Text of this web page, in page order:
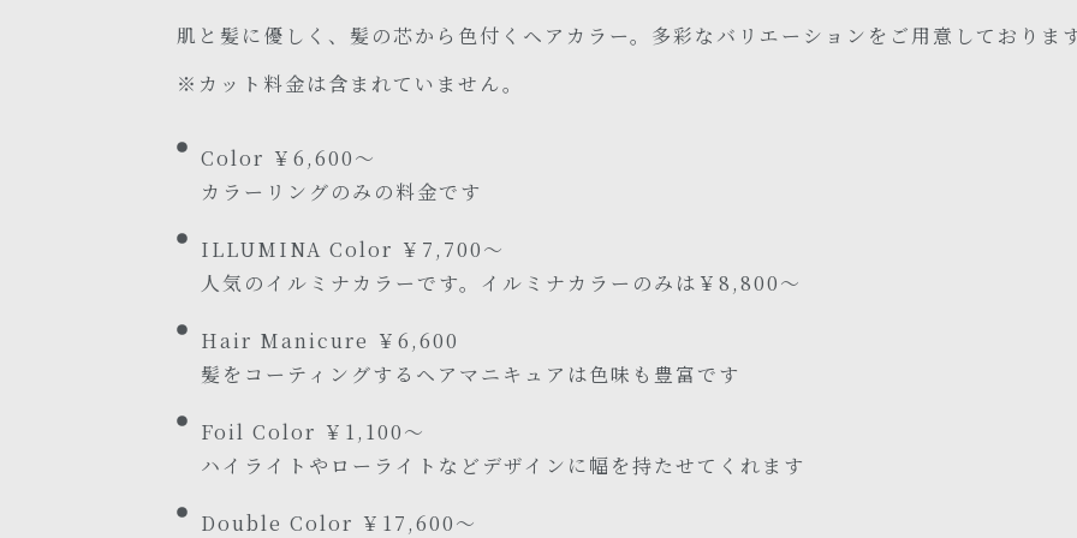
肌と髪に優しく、髪の芯から色付くヘアカラー。多彩なバリエーションをご用意しておりま
※カット料金は含まれていません。
Color ￥6,600～
カラーリングのみの料金です
ILLUMINA Color ￥7,700～
人気のイルミナカラーです。イルミナカラーのみは￥8,800～
Hair Manicure ￥6,600
髪をコーティングするヘアマニキュアは色味も豊富です
Foil Color ￥1,100～
ハイライトやローライトなどデザインに幅を持たせてくれます
Double Color ￥17,600～